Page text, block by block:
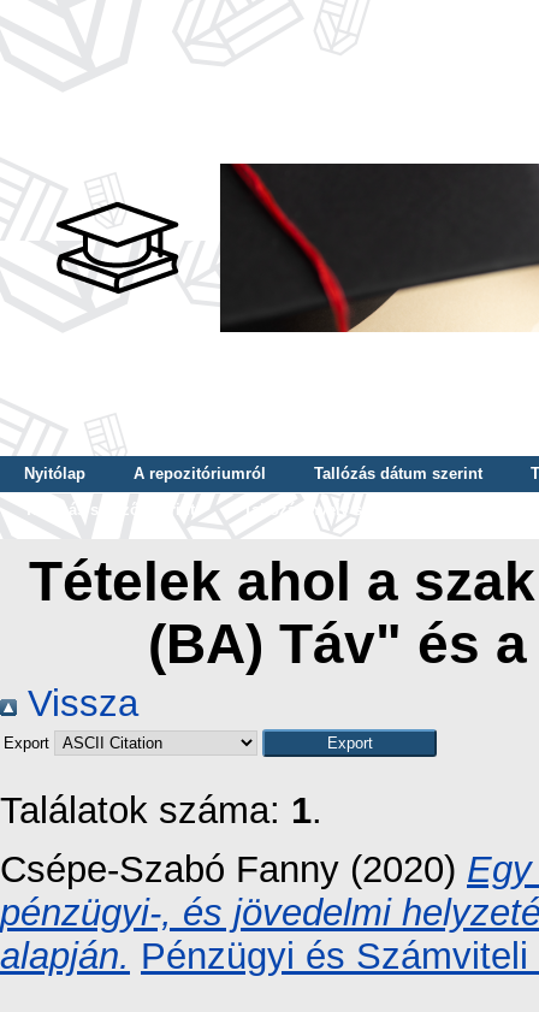
Nyitólap A repozitóriumról Tallózás dátum szerint
Tallózás szerző szerint
Tallózás nyelv szerint
Tételek ahol a
(BA) Táv" és
Vissza
Export
Találatok száma: 1.
Csépe-Szabó Fanny (2020)
pénzügyi-, és jövedelmi
alapján. Pénzügyi és Számviteli